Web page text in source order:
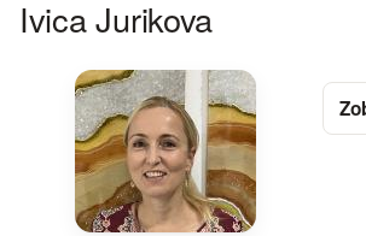
Ivica Jurikova